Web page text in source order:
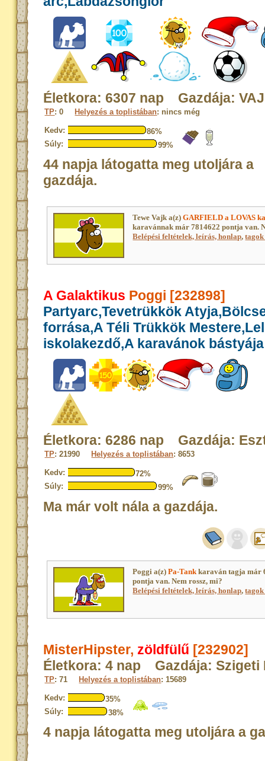
Életkora: 6307 nap Gazdája:
TP: 0 Helyezés a toplistában: nincs még
Kedv:
86%
Súly:
99%
44 napja látogatta meg utoljára a
gazdája.
Tewe Vajk a(z)GARFIELD a LOVAS
karavánnak már 7814622 pontja van.
Belépési feltételek, leírás, honlap,
A Galaktikus Poggi [232898]
Partyarc,Tevetrükkök
forrása,A Téli Trükkök
iskolakezdő,A karavánok bástyája
Életkora: 6286 nap Gazdája:
TP: 21990 Helyezés a toplistában: 8653
Kedv:
72%
Súly:
99%
Ma már volt nála a gazdája.
Poggi a(z)Pa-Tankkaraván tagja már
pontja van. Nem rossz, mi?
Belépési feltételek, leírás, honlap,
MisterHipster, zöldfülű [232902]
Életkora: 4 nap Gazdája: Szigeti
TP: 71 Helyezés a toplistában: 15689
Kedv:
35%
Súly:
38%
4 napja látogatta meg utoljára a